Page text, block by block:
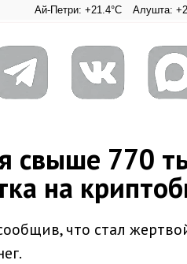
+21.4°C Алушта: +28°C
свыше 770
на
что стал